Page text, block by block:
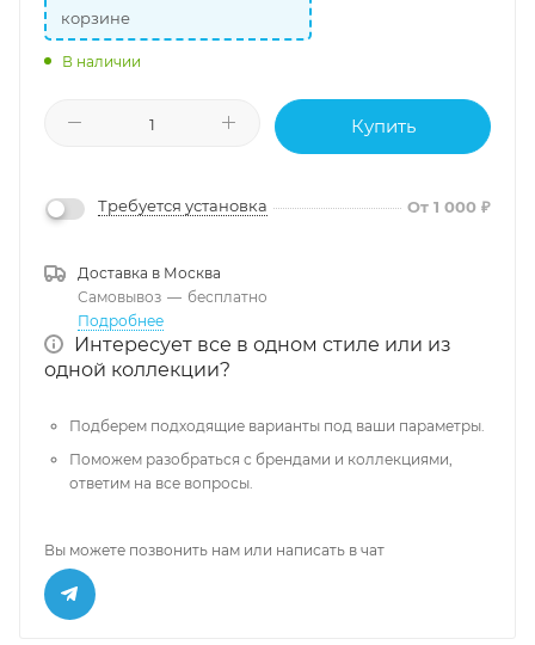
корзине
В наличии
Купить
Требуется установка От 1 000 ₽
Доставка в Москва
Самовывоз — бесплатно
Подробнее
Интересует все в одном стиле или из
одной коллекции?
Подберем подходящие варианты под ваши параметры.
Поможем разобраться с брендами и коллекциями,
ответим на все вопросы.
Вы можете позвонить нам или написать в чат